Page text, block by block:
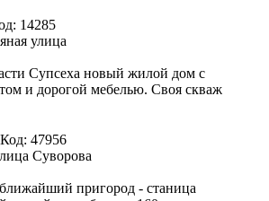
14285
улица
Супсеха новый жилой дом с
и дорогой мебелью. Своя скваж
Код: 47956
Суворова
пригород - станица